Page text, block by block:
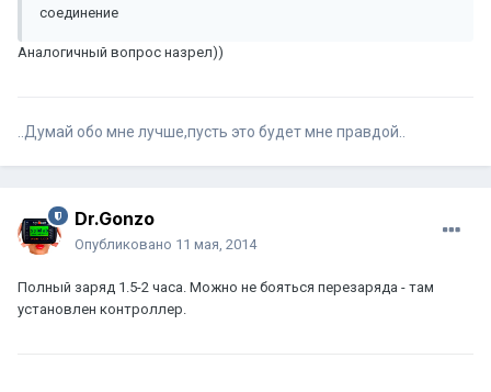
соединение
Аналогичный вопрос назрел))
..Думай обо мне лучше,пусть это будет мне правдой..
Dr.Gonzo
Опубликовано 11 мая, 2014
Полный заряд 1.5-2 часа. Можно не бояться перезаряда - там
установлен контроллер.